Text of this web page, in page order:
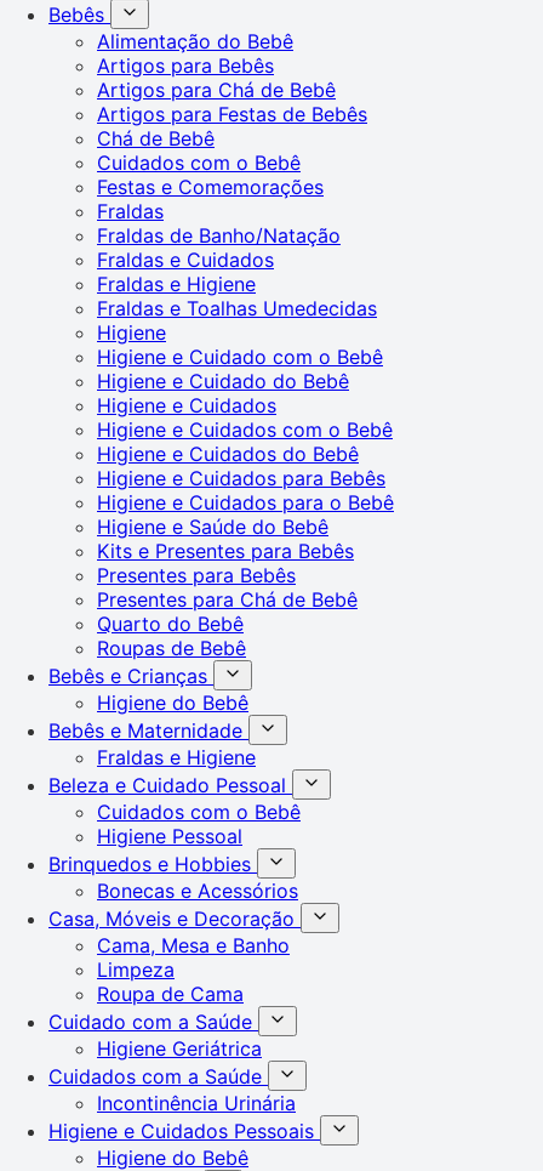
Bebês
Alimentação do Bebê
Artigos para Bebês
Artigos para Chá de Bebê
Artigos para Festas de Bebês
Chá de Bebê
Cuidados com o Bebê
Festas e Comemorações
Fraldas
Fraldas de Banho/Natação
Fraldas e Cuidados
Fraldas e Higiene
Fraldas e Toalhas Umedecidas
Higiene
Higiene e Cuidado com o Bebê
Higiene e Cuidado do Bebê
Higiene e Cuidados
Higiene e Cuidados com o Bebê
Higiene e Cuidados do Bebê
Higiene e Cuidados para Bebês
Higiene e Cuidados para o Bebê
Higiene e Saúde do Bebê
Kits e Presentes para Bebês
Presentes para Bebês
Presentes para Chá de Bebê
Quarto do Bebê
Roupas de Bebê
Bebês e Crianças
Higiene do Bebê
Bebês e Maternidade
Fraldas e Higiene
Beleza e Cuidado Pessoal
Cuidados com o Bebê
Higiene Pessoal
Brinquedos e Hobbies
Bonecas e Acessórios
Casa, Móveis e Decoração
Cama, Mesa e Banho
Limpeza
Roupa de Cama
Cuidado com a Saúde
Higiene Geriátrica
Cuidados com a Saúde
Incontinência Urinária
Higiene e Cuidados Pessoais
Higiene do Bebê